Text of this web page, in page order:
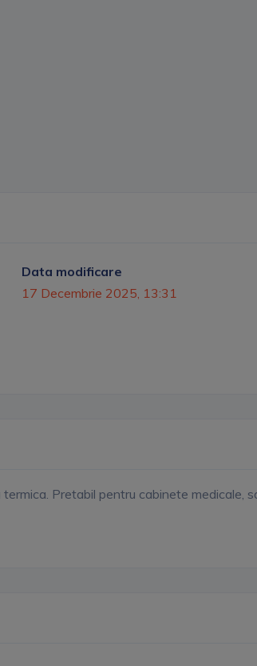
Data modificare
17 Decembrie 2025, 13:31
Pretabil pentru cabinete medicale,